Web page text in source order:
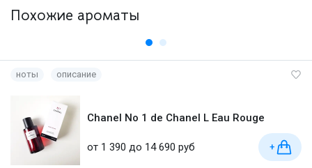
Похожие ароматы
ноты описание
Chanel No 1 de Chanel L Eau Rouge
от 1 390 до 14 690 руб +